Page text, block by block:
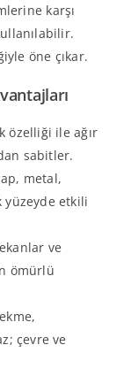
karşı
öne çıkar.
özelliği ile ağır
sabitler.
metal,
yüzeyde etkili
ve
ömürlü
çevre ve